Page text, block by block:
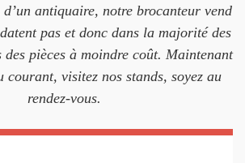
antiquaire, notre brocanteur vend
pas et donc dans la majorité des
des pièces à moindre coût. Maintenant
courant, visitez nos stands, soyez au
rendez-vous.